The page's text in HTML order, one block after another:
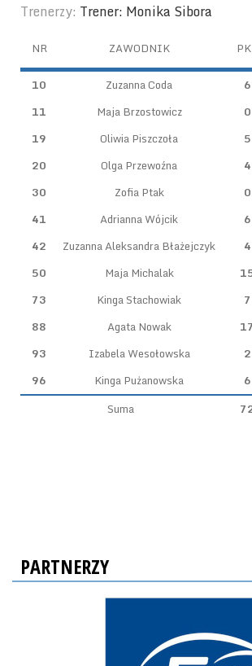
Trenerzy: Trener: Monika Sibora
NR ZAWODNIK
10 Zuzanna Coda 6
11
Maja Brzostowicz 0
19
Oliwia Piszczoła 5
20
Olga Przewoźna 4
30
Zofia Ptak 0
41
Adrianna Wójcik 6
42
Zuzanna Aleksandra Błażejczyk 4
50
Maja Michalak
73
Kinga Stachowiak 7
88
Agata Nowak 17
93
Izabela Wesołowska 2
96
Kinga Pużanowska 6
Suma
PARTNERZY